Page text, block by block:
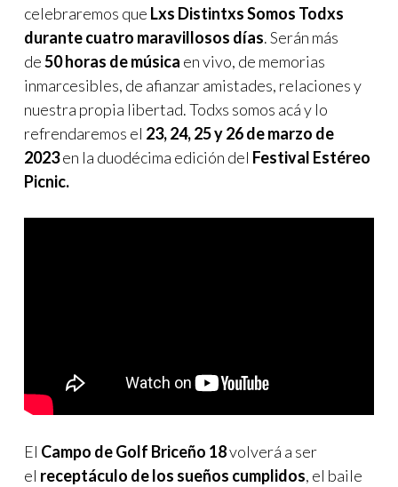
celebraremos que Lxs Distintxs Somos Todxs
durante cuatro maravillosos días. Serán más
de50 horas de música en vivo, de memorias
inmarcesibles, de afianzar amistades, relaciones y
nuestra propia libertad. Todxs somos acá y lo
refrendaremos el 23, 24, 25 y 26 de marzo de
2023en la duodécima edición del Festival Estéreo
Picnic.
El Campo de Golf Briceño 18volverá a ser
el receptáculo de los sueños cumplidos, el baile